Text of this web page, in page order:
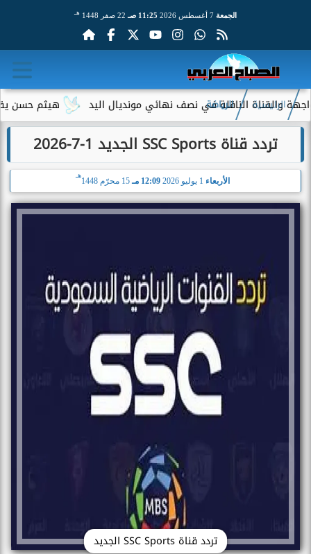
الجمعة 11:25 صـ 22 صفر 1448 هـ
هيثم حسن يقترب من الناقلة في نصف نهائي مونديال اليد
الرئيسية الرياضة
تردد قناة SSC Sports الجديد 1-7-2026
الأربعاء 12:09 مـ 15 محرّم 1448
هـ
تردد قناة SSC Sports الجديد